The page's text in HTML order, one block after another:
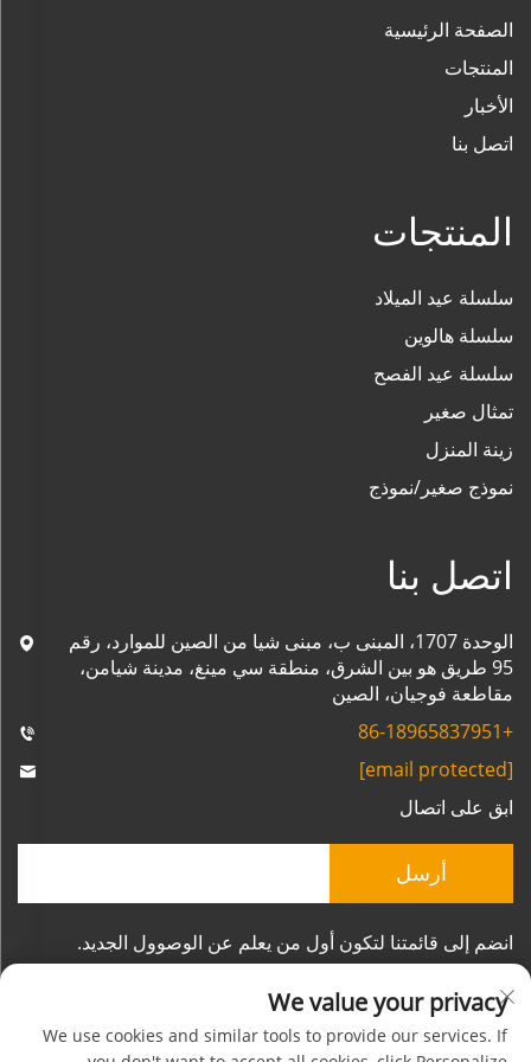
الصفحة الرئيسية
المنتجات
الأخبار
اتصل بنا
المنتجات
سلسلة عيد الميلاد
سلسلة هالوين
سلسلة عيد الفصح
تمثال صغير
زينة المنزل
نموذج صغير/نموذج
اتصل بنا
الوحدة 1707، المبنى ب، مبنى شيا من الصين للموارد، رقم
95 طريق هو بين الشرق، منطقة سي مينغ، مدينة شيامن،
مقاطعة فوجيان، الصين
+86-18965837951
[email protected]
ابق على اتصال
أرسل
انضم إلى قائمتنا لتكون أول من يعلم عن الوصوول الجديد.
We value your privacy
We use cookies and similar tools to provide our services. If